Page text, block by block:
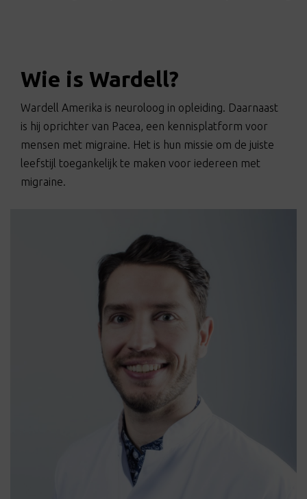
Wie is Wardell?
Wardell Amerika is neuroloog in opleiding. Daarnaast
is hij oprichter van Pacea, een kennisplatform voor
mensen met migraine. Het is hun missie om de juiste
leefstijl toegankelijk te maken voor iedereen met
migraine.